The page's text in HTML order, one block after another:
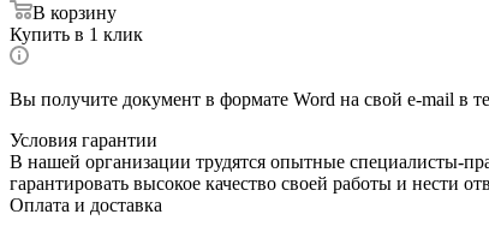
В корзину
Купить в 1 клик
Вы получите документ в формате Word на свой e-mail в
Условия гарантии
В нашей организации трудятся опытные специалисты-
гарантировать высокое качество своей работы и нести
Оплата и доставка